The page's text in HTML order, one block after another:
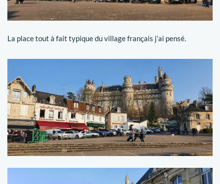
La place tout à fait typique du village français j’ai pensé.